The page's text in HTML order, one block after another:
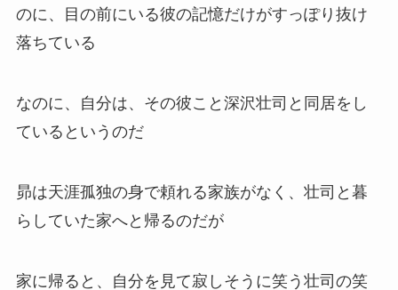
のに、目の前にいる彼の記憶だけがすっぽり抜け
落ちている
なのに、自分は、その彼こと深沢壮司と同居をし
ているというのだ
昴は天涯孤独の身で頼れる家族がなく、壮司と暮
らしていた家へと帰るのだが
家に帰ると、自分を見て寂しそうに笑う壮司の笑